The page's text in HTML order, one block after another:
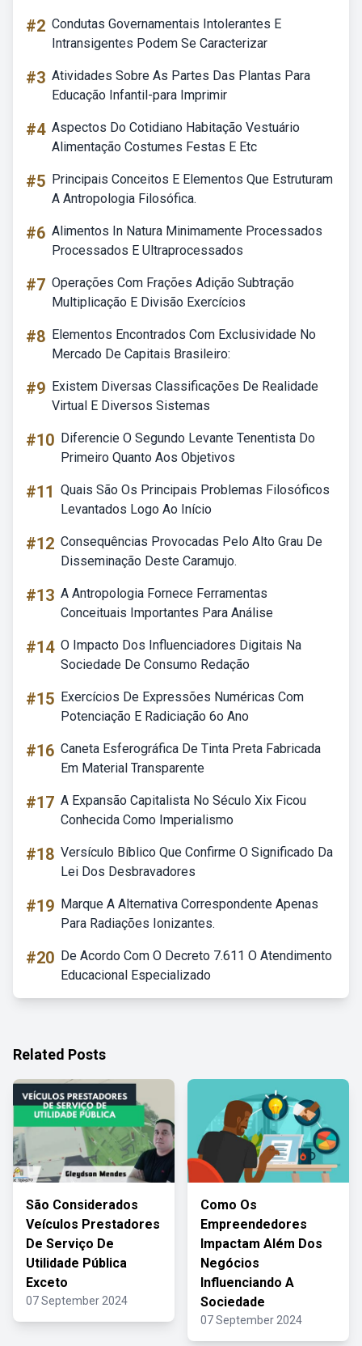
#2 Condutas Governamentais Intolerantes E
Intransigentes Podem Se Caracterizar
#3 Atividades Sobre As Partes Das Plantas Para
Educação Infantil-para Imprimir
#4 Aspectos Do Cotidiano Habitação Vestuário
Alimentação Costumes Festas E Etc
#5 Principais Conceitos E Elementos Que Estruturam
A Antropologia Filosófica.
#6 Alimentos In Natura Minimamente Processados
Processados E Ultraprocessados
#7 Operações Com Frações Adição Subtração
Multiplicação E Divisão Exercícios
#8 Elementos Encontrados Com Exclusividade No
Mercado De Capitais Brasileiro:
#9 Existem Diversas Classificações De Realidade
Virtual E Diversos Sistemas
#10 Diferencie O Segundo Levante Tenentista Do
Primeiro Quanto Aos Objetivos
#11 Quais São Os Principais Problemas Filosóficos
Levantados Logo Ao Início
#12 Consequências Provocadas Pelo Alto Grau De
Disseminação Deste Caramujo.
#13 A Antropologia Fornece Ferramentas
Conceituais Importantes Para Análise
#14 O Impacto Dos Influenciadores Digitais Na
Sociedade De Consumo Redação
#15 Exercícios De Expressões Numéricas Com
Potenciação E Radiciação 6o Ano
#16 Caneta Esferográfica De Tinta Preta Fabricada
Em Material Transparente
#17 A Expansão Capitalista No Século Xix Ficou
Conhecida Como Imperialismo
#18 Versículo Bíblico Que Confirme O Significado Da
Lei Dos Desbravadores
#19 Marque A Alternativa Correspondente Apenas
Para Radiações Ionizantes.
#20 De Acordo Com O Decreto 7.611 O Atendimento
Educacional Especializado
Related Posts
São Considerados
Veículos Prestadores
De Serviço De
Utilidade Pública
Exceto
07 September 2024
Como Os
Empreendedores
Impactam Além Dos
Negócios
Influenciando A
Sociedade
07 September 2024